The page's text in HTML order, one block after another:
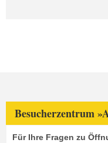
Besucherzentrum
Für Ihre Fragen zu